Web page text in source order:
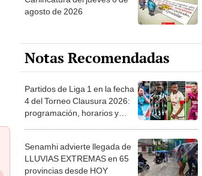
agosto de 2026
Notas Recomendadas
Partidos de Liga 1 en la fecha
4 del Torneo Clausura 2026:
programación, horarios y
Senamhi advierte llegada de
LLUVIAS EXTREMAS en 65
provincias desde HOY